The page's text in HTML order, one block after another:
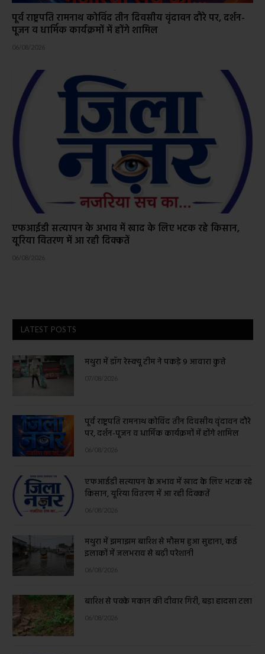
पूर्व राष्ट्रपति रामनाथ कोविंद तीन दिवसीय वृंदावन दौरे पर, दर्शन-
पूजन व धार्मिक कार्यक्रमों में होंगे शामिल
06/08/2026
एफआईडी सत्यापन के अभाव में खाद के लिए भटक रहे किसान,
यूरिया वितरण में आ रही दिक्कतें
06/08/2026
LATEST POSTS
मथुरा में डॉग रेस्क्यू टीम ने पकड़े 9 आवारा कुत्ते
07/08/2026
पूर्व राष्ट्रपति रामनाथ कोविंद तीन दिवसीय वृंदावन दौरे
पर, दर्शन-पूजन व धार्मिक कार्यक्रमों में होंगे शामिल
06/08/2026
एफआईडी सत्यापन के अभाव में खाद के लिए भटक रहे
किसान, यूरिया वितरण में आ रही दिक्कतें
06/08/2026
मथुरा में झमाझम बारिश से मौसम हुआ सुहाना, कई
इलाकों में जलभराव से बढ़ी परेशानी
06/08/2026
बारिश से पक्के मकान की दीवार गिरी, बड़ा हादसा टला
06/08/2026